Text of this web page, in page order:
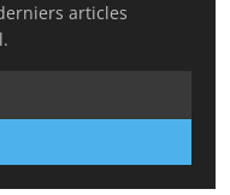
articles